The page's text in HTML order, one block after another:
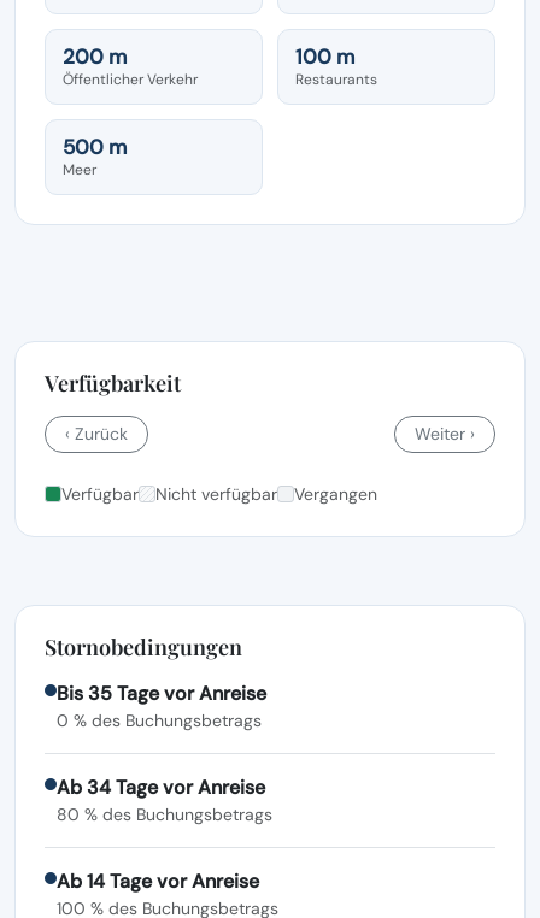
200 m
Öffentlicher Verkehr
100 m
Restaurants
500 m
Meer
Verfügbarkeit
‹ Zurück Weiter ›
Verfügbar Nicht verfügbar Vergangen
Stornobedingungen
Bis 35 Tage vor Anreise
0 % des Buchungsbetrags
Ab 34 Tage vor Anreise
80 % des Buchungsbetrags
Ab 14 Tage vor Anreise
100 % des Buchungsbetrags